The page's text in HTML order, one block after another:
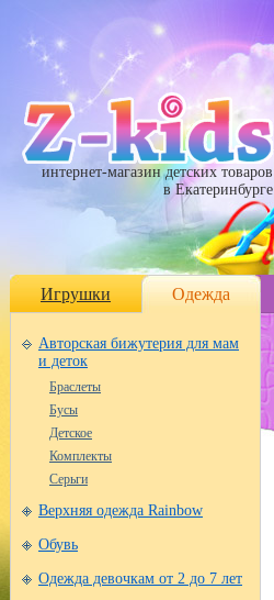
интернет-магазин детских товаров
в Екатеринбурге
Игрушки Одежда
Авторская бижутерия для мам
и деток
Браслеты
Бусы
Детское
Комплекты
Серьги
Верхняя одежда Rainbow
Обувь
Одежда девочкам от 2 до 7 лет